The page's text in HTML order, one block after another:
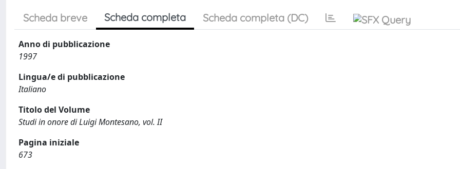
Scheda breve Scheda completa Scheda completa (DC)
Anno di pubblicazione
1997
Lingua/e di pubblicazione
Italiano
Titolo del Volume
Studi in onore di Luigi Montesano, vol. II
Pagina iniziale
673